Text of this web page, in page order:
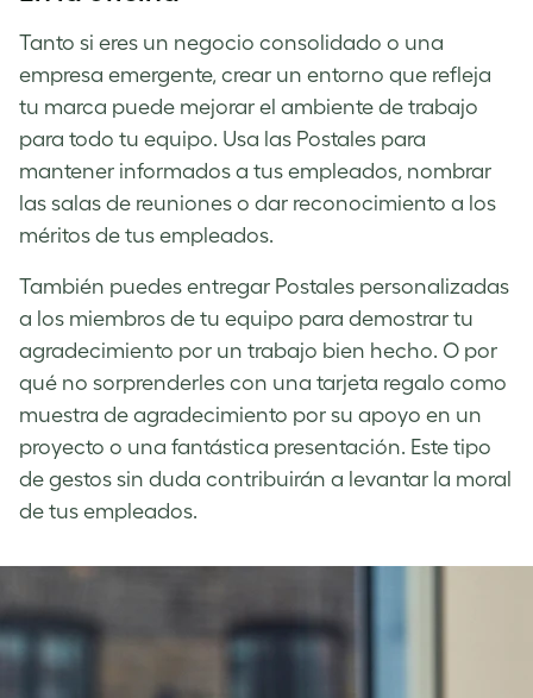
Tanto si eres un negocio consolidado o una
empresa emergente, crear un entorno que refleja
tu marca puede mejorar el ambiente de trabajo
para todo tu equipo. Usa las Postales para
mantener informados a tus empleados, nombrar
las salas de reuniones o dar reconocimiento a los
méritos de tus empleados.
También puedes entregar Postales personalizadas
a los miembros de tu equipo para demostrar tu
agradecimiento por un trabajo bien hecho. O por
qué no sorprenderles con una tarjeta regalo como
muestra de agradecimiento por su apoyo en un
proyecto o una fantástica presentación. Este tipo
de gestos sin duda contribuirán a levantar la moral
de tus empleados.